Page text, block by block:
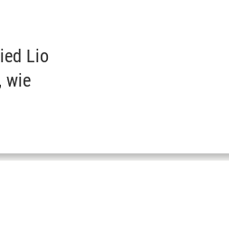
Lio
wie